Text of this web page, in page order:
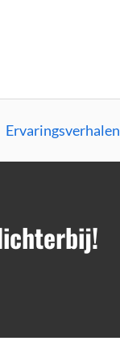
Ervaringsverhalen